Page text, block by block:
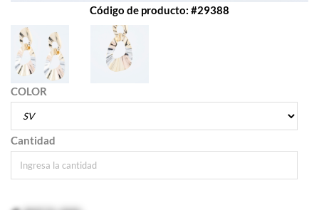
Código de producto: #29388
COLOR
Cantidad